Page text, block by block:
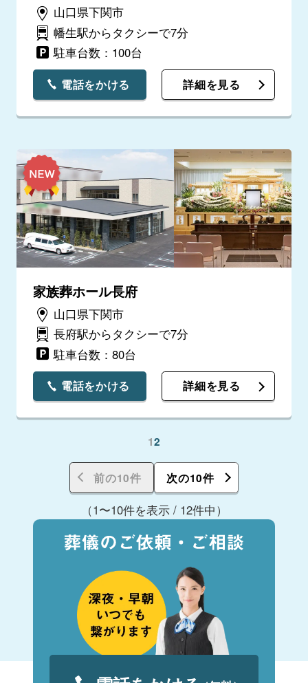
山口県下関市
幡生駅からタクシーで7分
駐車台数：100台
電話をかける 詳細を見る
家族葬ホール長府
山口県下関市
長府駅からタクシーで7分
駐車台数：80台
電話をかける 詳細を見る
12
前の10件 次の10件
（1〜10件を表示 / 12件中）